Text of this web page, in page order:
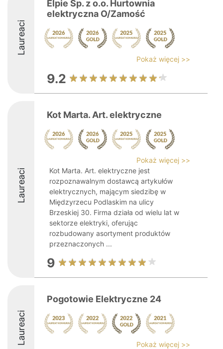
Laureaci
Elpie Sp. z o.o. Hurtownia
elektryczna O/Zamość
Pokaż więcej >>
9.2
Laureaci
Kot Marta. Art. elektryczne
Pokaż więcej >>
Kot Marta. Art. elektryczne jest
rozpoznawalnym dostawcą artykułów
elektrycznych, mającym siedzibę w
Międzyrzecu Podlaskim na ulicy
Brzeskiej 30. Firma działa od wielu lat w
sektorze elektryki, oferując
rozbudowany asortyment produktów
przeznaczonych ...
9
Laureaci
Pogotowie Elektryczne 24
Pokaż więcej >>